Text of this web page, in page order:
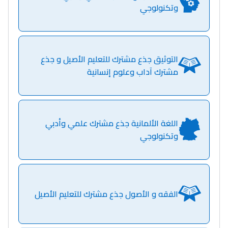
دليل المهن
دليل التوجيه
التوجيه بالثانوي و الإعدادي
وتكنولوجي
التوثيق جذع مشترك للتعليم الأصيل و جذع
مشترك آداب وعلوم إنسانية
اللغة الألمانية جذع مشترك علمي وأدبي
وتكنولوجي
الفقه و الأصول جذع مشترك للتعليم الأصيل